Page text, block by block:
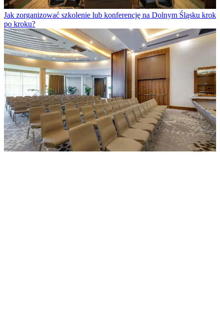
Jak zorganizować szkolenie lub konferencję na Dolnym Śląsku krok
po kroku?